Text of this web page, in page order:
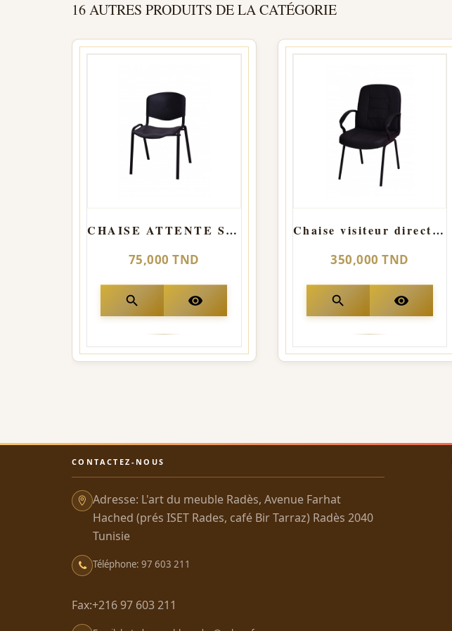
16 AUTRES PRODUITS DE LA CATÉGORIE
CHAISE ATTENTE SMART 1 PLACE - NOIR
75,000 TND
search visibility
Chaise visiteur direction Str Noir
350,000 TND
search visibility
CONTACTEZ-NOUS
Adresse: L'art du meuble Radès, Avenue Farhat
Hached (prés ISET Rades, café Bir Tarraz) Radès 2040
Tunisie
Téléphone: 97 603 211
Fax:+216 97 603 211